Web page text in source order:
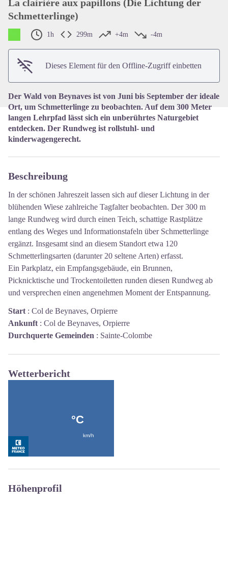
La clairière aux papillons (Die Lichtung der
Schmetterlinge)
1h 299m +4m -4m
Dieses Element für den Offline-Zugriff einbetten
Der Wald von Beynaves ist von Juni bis September der ideale
Ort, um Schmetterlinge zu beobachten. Auf dem 300 Meter
langen Lehrpfad lässt sich ein unberührtes Naturgebiet
entdecken. Der Rundweg ist rollstuhl- und
kinderwagengerecht.
Beschreibung
In der schönen Jahreszeit lassen sich auf dieser Lichtung in der
blühenden Wiese zahlreiche Tagfalter beobachten. Der 300 m
lange Rundweg wird durch einen Teich, schattige Rastplätze
entlang des Weges und Informationstafeln über Schmetterlinge
ergänzt. Insgesamt sind an diesem Standort etwa 120
Schmetterlingsarten (darunter 20 seltene Arten) erfasst.
Ein Parkplatz, ein Empfangsgebäude, ein Brunnen,
Picknicktische und Trockentoiletten runden diesen Rundweg ab
und versprechen einen angenehmen Moment der Entspannung.
Start : Col de Beynaves, Orpierre
Ankunft : Col de Beynaves, Orpierre
Durchquerte Gemeinden : Sainte-Colombe
Wetterbericht
Höhenprofil